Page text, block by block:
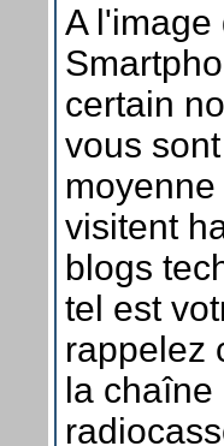
A l'image
certain
vous
visitent
blogs
tel est
rappelez
la chaîne